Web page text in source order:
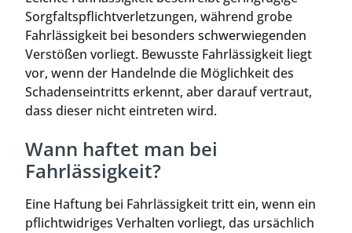
Sorgfaltspflichtverletzungen, während grobe
Fahrlässigkeit bei besonders schwerwiegenden
Verstößen vorliegt. Bewusste Fahrlässigkeit liegt
vor, wenn der Handelnde die Möglichkeit des
Schadenseintritts erkennt, aber darauf vertraut,
dass dieser nicht eintreten wird.
Wann haftet man bei
Fahrlässigkeit?
Eine Haftung bei Fahrlässigkeit tritt ein, wenn ein
pflichtwidriges Verhalten vorliegt, das ursächlich